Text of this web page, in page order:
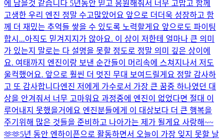
에 남을것 같습니다 5년동안 믿고 응원해줘서 너무 고맙고 함께
고생한 우리 엔진 정말 수고많았어요 앞으로 더더욱 성장하고 함
께 더 재밌는 추억들 쌓을 수 있도록 노력할게요 앞으로도 파이팅
합시...아직도 믿겨지지가 않아요. 이 상이 저한테 얼마나 큰 의미
가 있는지 말로는 다 설명을 못할 정도로 정말 의미 깊은 상이에
요. 여태까지 엔진이랑 보낸 순간들이 머리속에 스쳐지나서 저도
울컥했어요. 앞으로 훨씬 더 멋진 무대 보여드릴게요 정말 감사하
고 또 감사합니다엔진 저에게 가수로서 가장 큰 꿈중 하나였던 대
상을 안겨줘서 너무 고마워요 과정중에 엔진이 없었다면 절대 이
루어내지 못했을거에요 엔진분들에게 이 대상보다 더 큰 행복을
주기위해 많은 것들을 준비하고 나아가는 제가 될게요 사랑해~~
🫶🫶5년 동안 엔하이픈으로 활동하면서 오늘이 가장 잊지 못할 날